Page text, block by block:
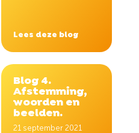
Lees deze blog
Blog 4.
Afstemming,
woorden en
beelden.
21 september 2021